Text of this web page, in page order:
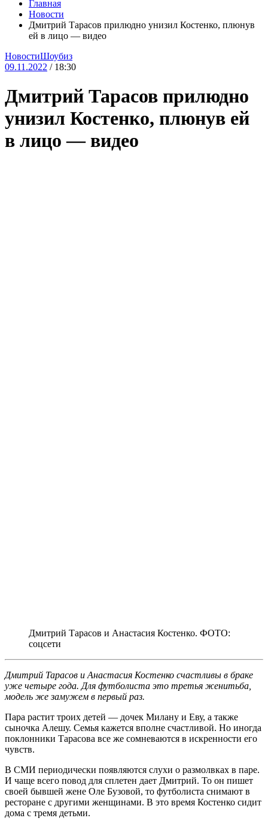
Главная
Новости
Дмитрий Тарасов прилюдно унизил Костенко, плюнув
ей в лицо — видео
НовостиШоубиз
09.11.2022 / 18:30
Дмитрий Тарасов прилюдно
унизил Костенко, плюнув ей
в лицо — видео
Дмитрий Тарасов и Анастасия Костенко. ФОТО:
соцсети
Дмитрий Тарасов и Анастасия Костенко счастливы в браке
уже четыре года. Для футболиста это третья женитьба,
модель же замужем в первый раз.
Пара растит троих детей — дочек Милану и Еву, а также
сыночка Алешу. Семья кажется вполне счастливой. Но иногда
поклонники Тарасова все же сомневаются в искренности его
чувств.
В СМИ периодически появляются слухи о размолвках в паре.
И чаще всего повод для сплетен дает Дмитрий. То он пишет
своей бывшей жене Оле Бузовой, то футболиста снимают в
ресторане с другими женщинами. В это время Костенко сидит
дома с тремя детьми.